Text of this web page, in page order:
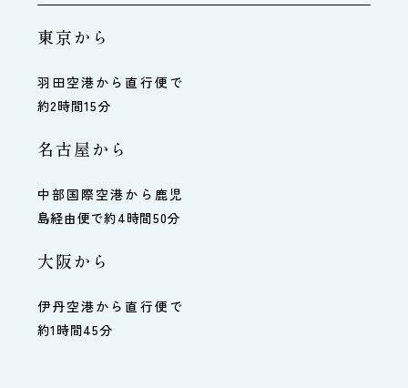
東京から
羽田空港から直行便で
約2時間15分
名古屋から
中部国際空港から鹿児
島経由便で約4時間50分
大阪から
伊丹空港から直行便で
約1時間45分